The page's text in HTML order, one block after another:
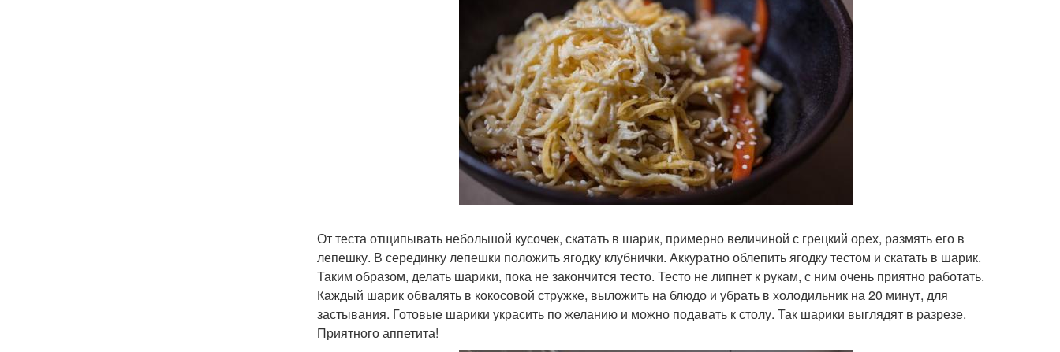
От теста отщипывать небольшой кусочек, скатать в шарик, примерно величиной с грецкий орех, размять его в
лепешку. В серединку лепешки положить ягодку клубнички. Аккуратно облепить ягодку тестом и скатать в шарик.
Таким образом, делать шарики, пока не закончится тесто. Тесто не липнет к рукам, с ним очень приятно работать.
Каждый шарик обвалять в кокосовой стружке, выложить на блюдо и убрать в холодильник на 20 минут, для
застывания. Готовые шарики украсить по желанию и можно подавать к столу. Так шарики выглядят в разрезе.
Приятного аппетита!